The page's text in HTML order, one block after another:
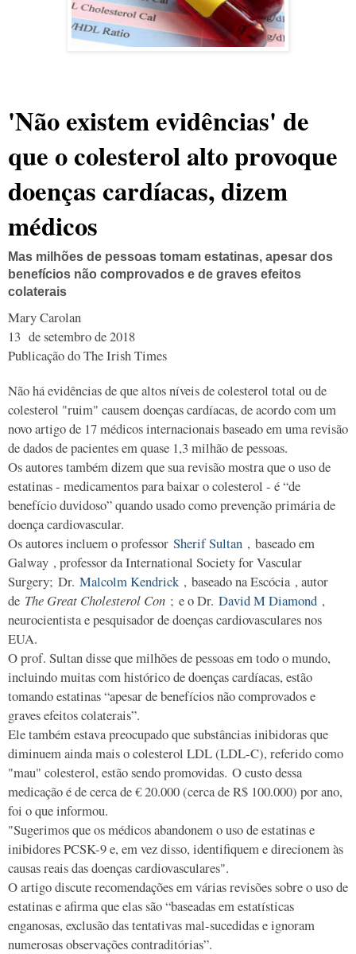
'Não existem evidências' de
que o colesterol alto provoque
doenças cardíacas, dizem
médicos
Mas milhões de pessoas tomam estatinas, apesar dos
benefícios não comprovados e de graves efeitos
colaterais
Mary Carolan
13 de setembro de 2018
Publicação do The Irish Times
Não há evidências de que altos níveis de colesterol total ou de
colesterol "ruim" causem doenças cardíacas, de acordo com um
novo artigo de 17 médicos internacionais baseado em uma revisão
de dados de pacientes em quase 1,3 milhão de pessoas.
Os autores também dizem que sua revisão mostra que o uso de
estatinas - medicamentos para baixar o colesterol - é “de
benefício duvidoso” quando usado como prevenção primária de
doença cardiovascular.
Os autores incluem o professor Sherif Sultan , baseado em
Galway , professor da International Society for Vascular
Surgery; Dr. Malcolm Kendrick , baseado na Escócia , autor
de The Great Cholesterol Con ; e o Dr. David M Diamond ,
neurocientista e pesquisador de doenças cardiovasculares nos
EUA.
O prof. Sultan disse que milhões de pessoas em todo o mundo,
incluindo muitas com histórico de doenças cardíacas, estão
tomando estatinas “apesar de benefícios não comprovados e
graves efeitos colaterais”.
Ele também estava preocupado que substâncias inibidoras que
diminuem ainda mais o colesterol LDL (LDL-C), referido como
"mau" colesterol, estão sendo promovidas. O custo dessa
medicação é de cerca de € 20.000 (cerca de R$ 100.000) por ano,
foi o que informou.
"Sugerimos que os médicos abandonem o uso de estatinas e
inibidores PCSK-9 e, em vez disso, identifiquem e direcionem às
causas reais das doenças cardiovasculares".
O artigo discute recomendações em várias revisões sobre o uso de
estatinas e afirma que elas são “baseadas em estatísticas
enganosas, exclusão das tentativas mal-sucedidas e ignoram
numerosas observações contraditórias”.